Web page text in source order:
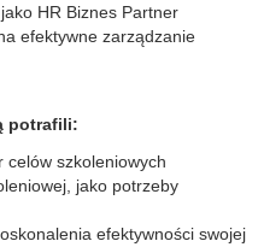
HR Biznes Partner
efektywne zarządzanie
potrafili:
celów szkoleniowych
jako potrzeby
efektywności swojej